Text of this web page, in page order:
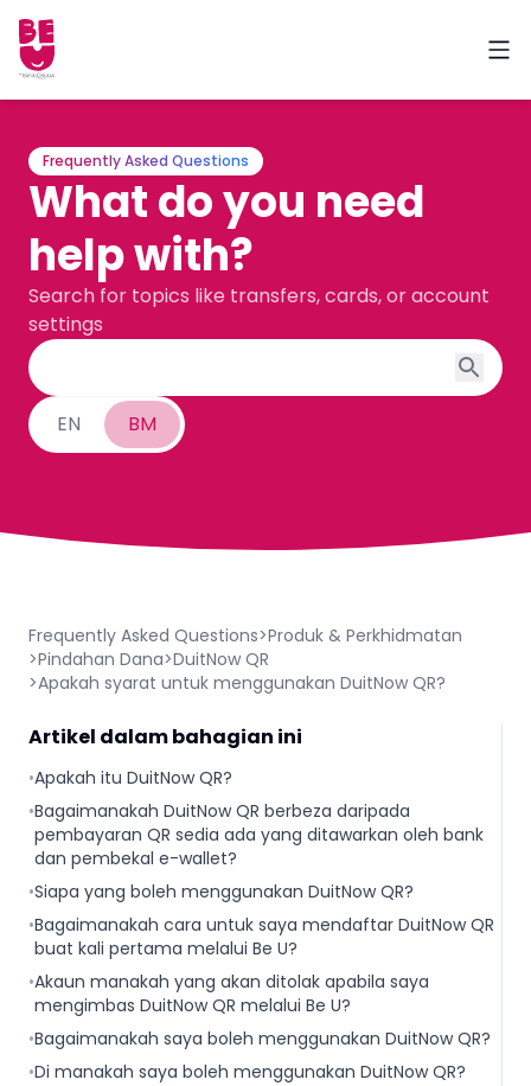
Frequently Asked Questions
What do you need
help with?
Search for topics like transfers, cards, or account
settings
EN BM
Frequently Asked Questions>Produk & Perkhidmatan
>Pindahan Dana>DuitNow QR
>Apakah syarat untuk menggunakan DuitNow QR?
Artikel dalam bahagian ini
•Apakah itu DuitNow QR?
•Bagaimanakah DuitNow QR berbeza daripada
pembayaran QR sedia ada yang ditawarkan oleh bank
dan pembekal e-wallet?
•Siapa yang boleh menggunakan DuitNow QR?
•Bagaimanakah cara untuk saya mendaftar DuitNow QR
buat kali pertama melalui Be U?
•Akaun manakah yang akan ditolak apabila saya
mengimbas DuitNow QR melalui Be U?
•Bagaimanakah saya boleh menggunakan DuitNow QR?
•Di manakah saya boleh menggunakan DuitNow QR?